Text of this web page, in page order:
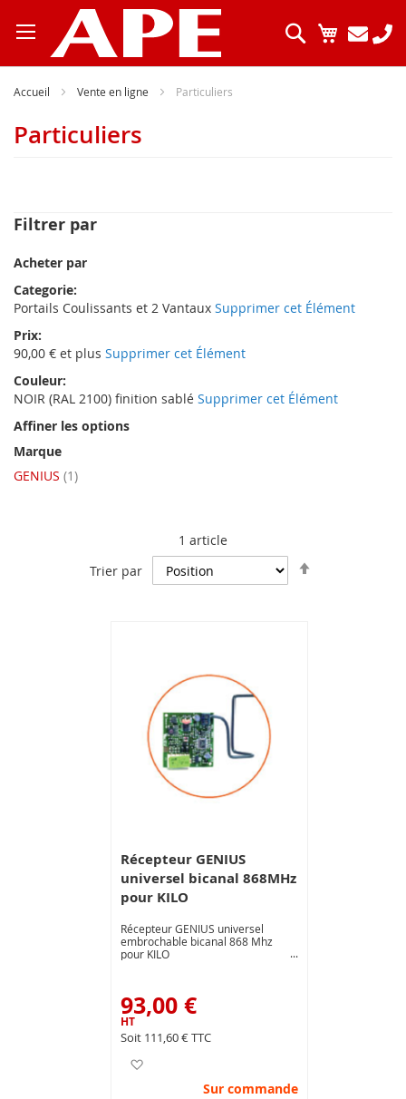
au
contenu
Mon
Chercher
Accueil Vente en ligne Particuliers
Particuliers
1 article
Trier par
Récepteur GENIUS
universel bicanal 868MHz
pour KILO
Récepteur GENIUS universel
embrochable bicanal 868 Mhz
pour KILO
93,00 €
111,60 €
Sur commande
Filtrer par
Acheter par
Categorie
Portails Coulissants et 2 Vantaux Supprimer cet Élément
Prix
90,00 € et plus Supprimer cet Élément
Couleur
NOIR (RAL 2100) finition sablé Supprimer cet Élément
Affiner les options
Marque
GENIUS 1article